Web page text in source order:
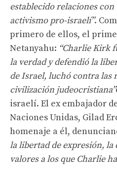
establecido relaciones
activismo pro-israelí”.
primero de ellos, el
Netanyahu: “Charlie Kirk
la verdad y defendió la
de Israel, luchó contra las
civilización judeocristiana”
israelí. El ex embajador
Naciones Unidas, Gilad
homenaje a él,
la libertad de expresión, la
valores a los que Charlie